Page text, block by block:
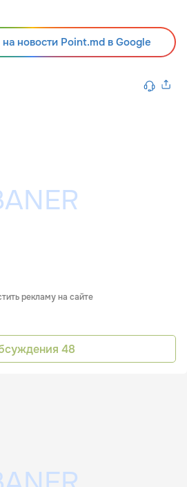
новости Point.md в Google
рекламу на сайте
48